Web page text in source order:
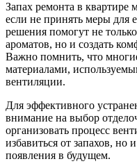
Запах ремонта в квартире
если не принять меры для
решения помогут не
ароматов, но и создать
Важно помнить, что
материалами,
вентиляции.
Для эффективного
внимание на выбор
организовать процесс
избавиться от запахов, но
появления в будущем.